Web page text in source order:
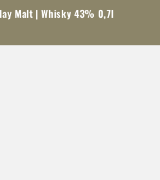
Malt | Whisky 43% 0,7l